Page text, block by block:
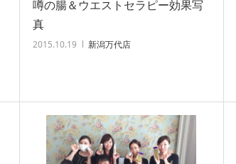
噂の腸＆ウエストセラピー効果写
真
2015.10.19 新潟万代店